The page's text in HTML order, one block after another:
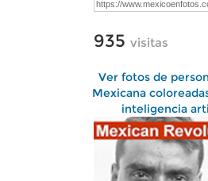
935 visitas
Ver fotos de
Mexicana
inteligencia